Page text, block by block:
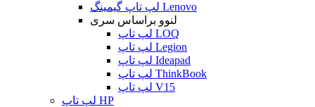
لپ تاپ گیمینگ Lenovo
لنوو براساس سری
لپ تاپ LOQ
لپ تاپ Legion
لپ تاپ Ideapad
لپ تاپ ThinkBook
لپ تاپ V15
لپ تاپ HP